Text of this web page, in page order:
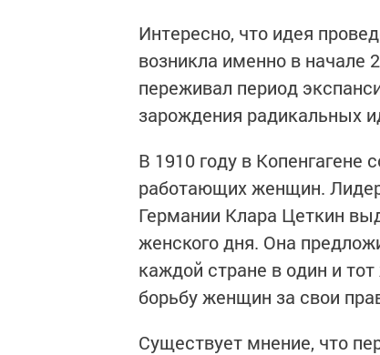
Интересно, что идея
возникла именно в начале
переживал период
зарождения радикальных
В 1910 году в
работающих женщин.
Германии Клара Цеткин
женского дня. Она
каждой стране в один и
борьбу женщин за свои
Существует мнение, что